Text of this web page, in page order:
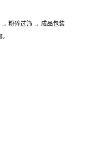
→ 粉碎过筛 → 成品包装